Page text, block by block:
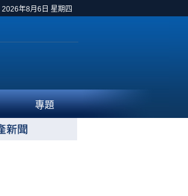
2026年8月6日 星期四
專題